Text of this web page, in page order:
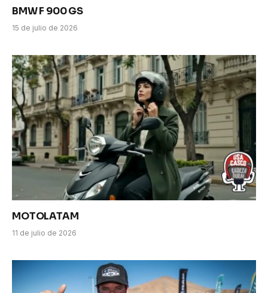
BMW F 900 GS
15 de julio de 2026
MOTOLATAM
11 de julio de 2026